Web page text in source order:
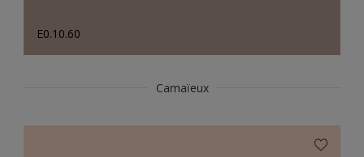
E0.10.60
Camaïeux